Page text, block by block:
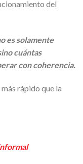
del
es solamente
cuántas
con coherencia.
rápido que la